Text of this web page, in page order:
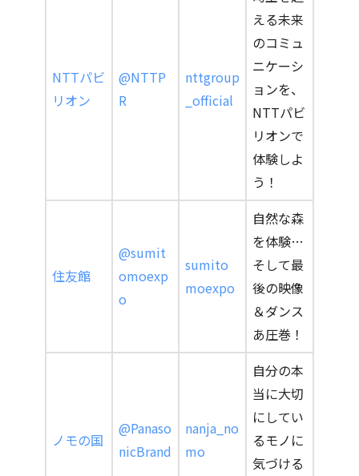
NTTパビ
リオン
@NTTP
R
nttgroup
_official
える未来
のコミュ
ニケーシ
ョンを、
NTTパビ
リオンで
体験しよ
う！
住友館
@sumit
omoexp
o
sumito
moexpo
自然な森
を体験…
そして最
後の映像
＆ダンス
あ圧巻！
ノモの国
@Panaso
nicBrand
nanja_no
mo
自分の本
当に大切
にしてい
るモノに
気づける